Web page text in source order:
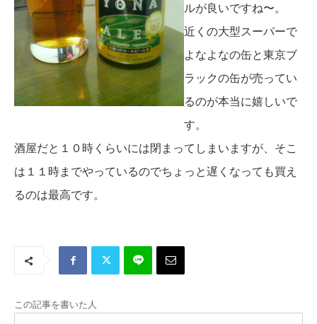
ルが良いですね〜。
近くの大型スーパーで
よなよなの缶と東京ブ
ラックの缶が売ってい
るのが本当に嬉しいで
す。
酒屋だと１０時くらいには閉まってしまいますが、そこ
は１１時までやっているのでちょっと遅くなっても買え
るのは最高です。
この記事を書いた人